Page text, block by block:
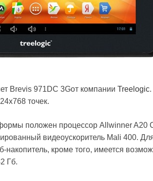
Brevis 971DC 3Gот компании Treelogic
точек.
положен процессор Allwinner A20
видеоускоритель Mali 400.
накопитель, кроме того, имеется
Гб.